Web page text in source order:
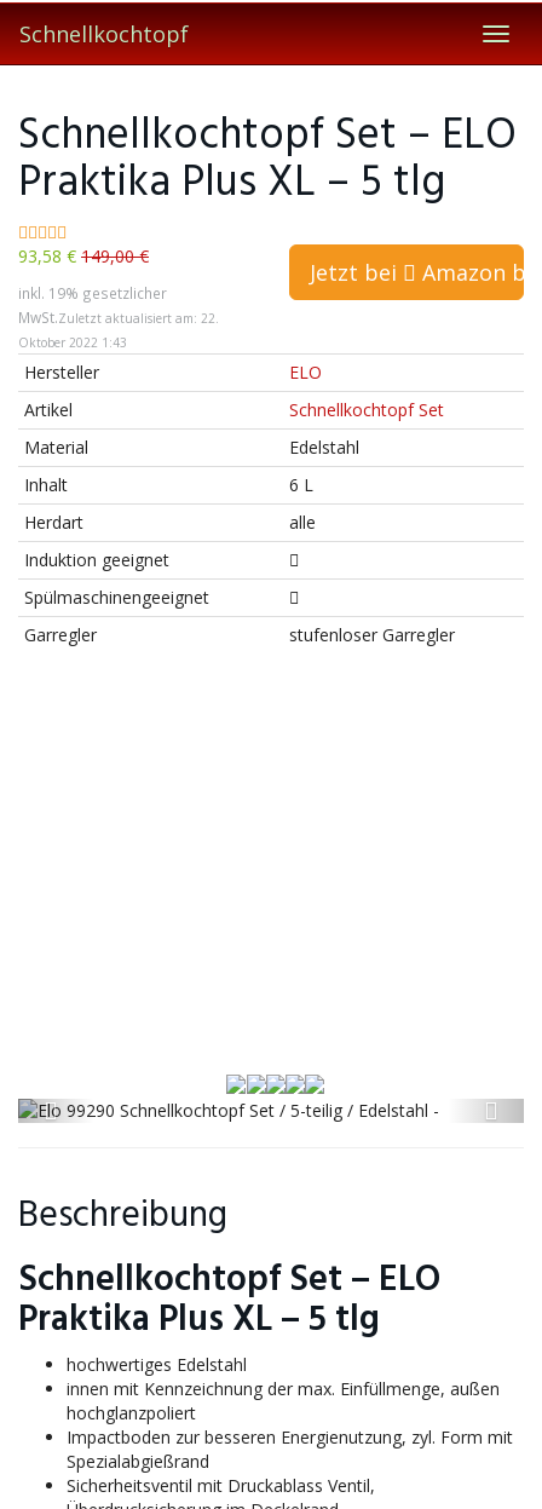
Skip
to
main
Schnellkochtopf
Schnellkochtopf Set – ELO
Praktika Plus XL – 5 tlg
93,58 € 149,00 €
inkl. 19% gesetzlicher
MwSt.Zuletzt aktualisiert am: 22.
Oktober 2022 1:43
Jetzt bei Amazon
Hersteller
ELO
Artikel
Schnellkochtopf Set
Material
Edelstahl
Inhalt
6 L
Herdart
alle
Induktion geeignet
Spülmaschinengeeignet
Garregler
stufenloser Garregler
Beschreibung
Schnellkochtopf Set – ELO
Praktika Plus XL – 5 tlg
hochwertiges Edelstahl
innen mit Kennzeichnung der max. Einfüllmenge, außen
hochglanzpoliert
Impactboden zur besseren Energienutzung, zyl. Form mit
Spezialabgießrand
Sicherheitsventil mit Druckablass Ventil,